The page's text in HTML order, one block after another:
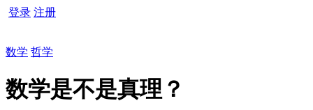
登录 注册
数学 哲学
数学是不是真理？